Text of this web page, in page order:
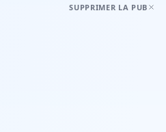
SUPPRIMER LA PUB